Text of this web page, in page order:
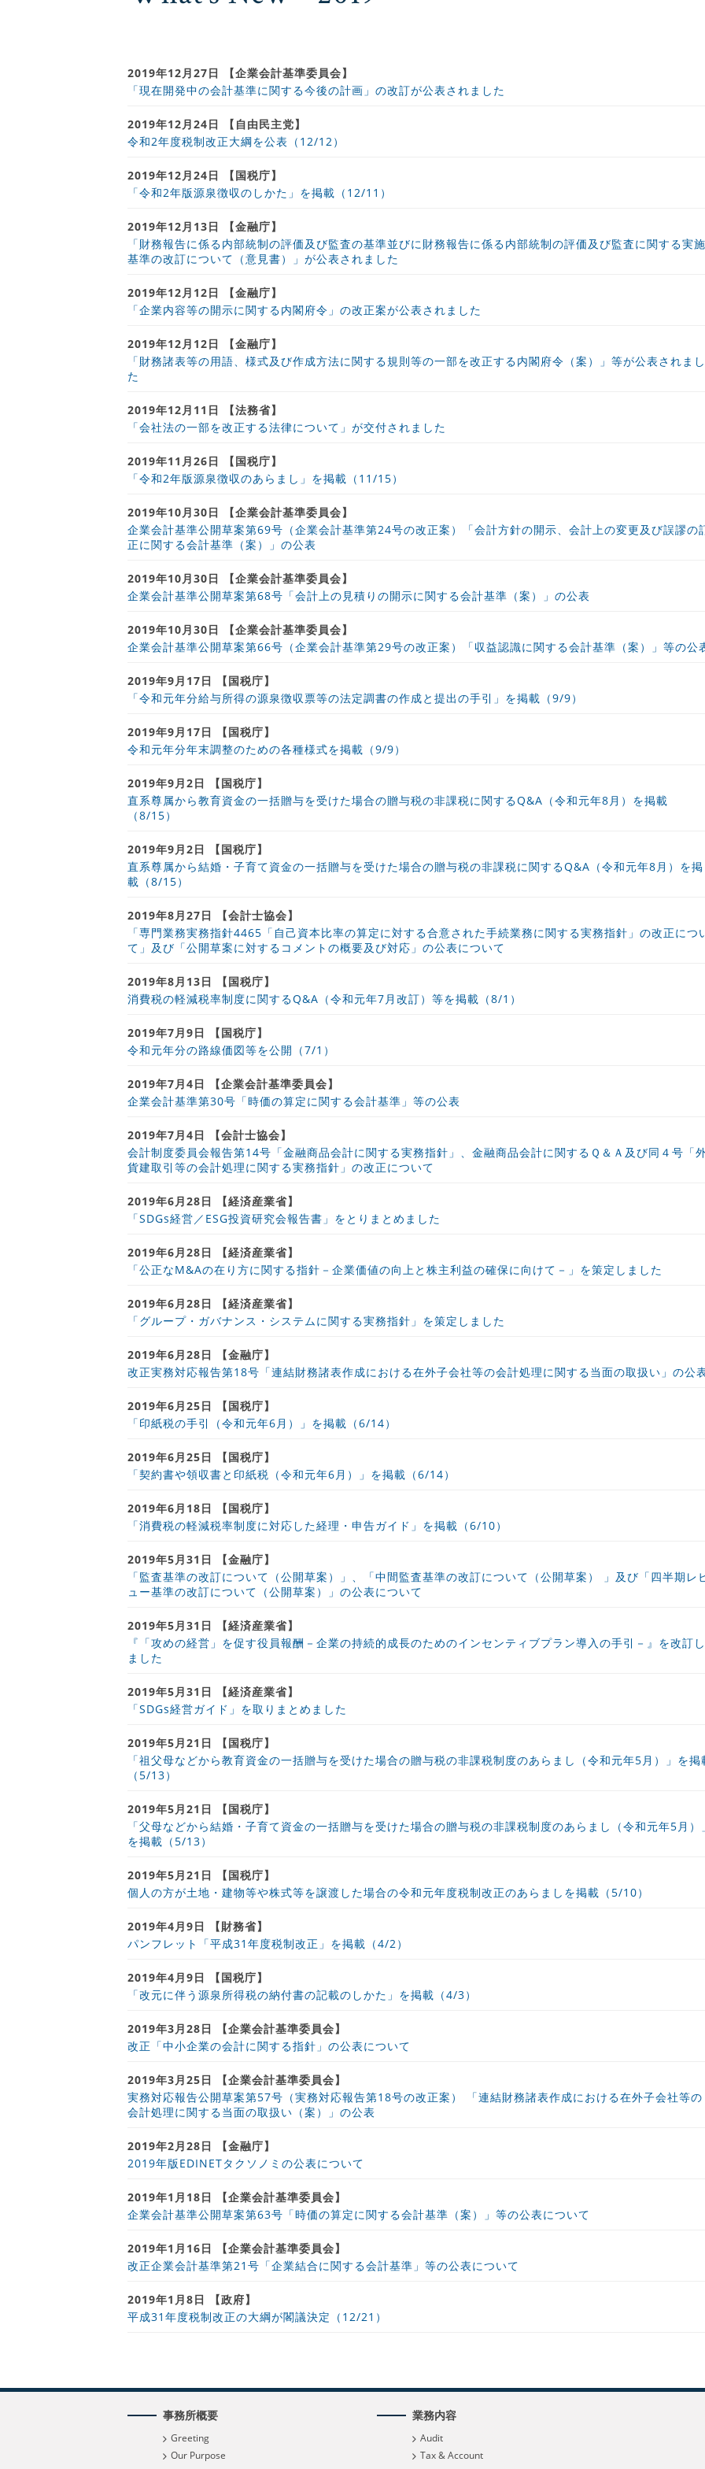
2019年12月27日 【企業会計基準委員会】
「現在開発中の会計基準に関する今後の計画」の改訂が公表されました
2019年12月24日 【自由民主党】
令和2年度税制改正大綱を公表（12/12）
2019年12月24日 【国税庁】
「令和2年版源泉徴収のしかた」を掲載（12/11）
2019年12月13日 【金融庁】
「財務報告に係る内部統制の評価及び監査の基準並びに財務報告に係る内部統制の評価及び監査に関する実施
基準の改訂について（意見書）」が公表されました
2019年12月12日 【金融庁】
「企業内容等の開示に関する内閣府令」の改正案が公表されました
2019年12月12日 【金融庁】
「財務諸表等の用語、様式及び作成方法に関する規則等の一部を改正する内閣府令（案）」等が公表されまし
た
2019年12月11日 【法務省】
「会社法の一部を改正する法律について」が交付されました
2019年11月26日 【国税庁】
「令和2年版源泉徴収のあらまし」を掲載（11/15）
2019年10月30日 【企業会計基準委員会】
企業会計基準公開草案第69号（企業会計基準第24号の改正案）「会計方針の開示、会計上の変更及び誤謬の
正に関する会計基準（案）」の公表
2019年10月30日 【企業会計基準委員会】
企業会計基準公開草案第68号「会計上の見積りの開示に関する会計基準（案）」の公表
2019年10月30日 【企業会計基準委員会】
企業会計基準公開草案第66号（企業会計基準第29号の改正案）「収益認識に関する会計基準（案）」等の公
2019年9月17日 【国税庁】
「令和元年分給与所得の源泉徴収票等の法定調書の作成と提出の手引」を掲載（9/9）
2019年9月17日 【国税庁】
令和元年分年末調整のための各種様式を掲載（9/9）
2019年9月2日 【国税庁】
直系尊属から教育資金の一括贈与を受けた場合の贈与税の非課税に関するQ&A（令和元年8月）を掲載
（8/15）
2019年9月2日 【国税庁】
直系尊属から結婚・子育て資金の一括贈与を受けた場合の贈与税の非課税に関するQ&A（令和元年8月）を掲
載（8/15）
2019年8月27日 【会計士協会】
「専門業務実務指針4465「自己資本比率の算定に対する合意された手続業務に関する実務指針」の改正につ
て」及び「公開草案に対するコメントの概要及び対応」の公表について
2019年8月13日 【国税庁】
消費税の軽減税率制度に関するQ&A（令和元年7月改訂）等を掲載（8/1）
2019年7月9日 【国税庁】
令和元年分の路線価図等を公開（7/1）
2019年7月4日 【企業会計基準委員会】
企業会計基準第30号「時価の算定に関する会計基準」等の公表
2019年7月4日 【会計士協会】
会計制度委員会報告第14号「金融商品会計に関する実務指針」、金融商品会計に関するＱ＆Ａ及び同４号「
貨建取引等の会計処理に関する実務指針」の改正について
2019年6月28日 【経済産業省】
「SDGs経営／ESG投資研究会報告書」をとりまとめました
2019年6月28日 【経済産業省】
「公正なM&Aの在り方に関する指針－企業価値の向上と株主利益の確保に向けて－」を策定しました
2019年6月28日 【経済産業省】
「グループ・ガバナンス・システムに関する実務指針」を策定しました
2019年6月28日 【金融庁】
改正実務対応報告第18号「連結財務諸表作成における在外子会社等の会計処理に関する当面の取扱い」の公
2019年6月25日 【国税庁】
「印紙税の手引（令和元年6月）」を掲載（6/14）
2019年6月25日 【国税庁】
「契約書や領収書と印紙税（令和元年6月）」を掲載（6/14）
2019年6月18日 【国税庁】
「消費税の軽減税率制度に対応した経理・申告ガイド」を掲載（6/10）
2019年5月31日 【金融庁】
「監査基準の改訂について（公開草案）」、「中間監査基準の改訂について（公開草案） 」及び「四半期レ
ュー基準の改訂について（公開草案）」の公表について
2019年5月31日 【経済産業省】
『「攻めの経営」を促す役員報酬－企業の持続的成長のためのインセンティブプラン導入の手引－』を改訂し
ました
2019年5月31日 【経済産業省】
「SDGs経営ガイド」を取りまとめました
2019年5月21日 【国税庁】
「祖父母などから教育資金の一括贈与を受けた場合の贈与税の非課税制度のあらまし（令和元年5月）」を掲
（5/13）
2019年5月21日 【国税庁】
「父母などから結婚・子育て資金の一括贈与を受けた場合の贈与税の非課税制度のあらまし（令和元年5月）
を掲載（5/13）
2019年5月21日 【国税庁】
個人の方が土地・建物等や株式等を譲渡した場合の令和元年度税制改正のあらましを掲載（5/10）
2019年4月9日 【財務省】
パンフレット「平成31年度税制改正」を掲載（4/2）
2019年4月9日 【国税庁】
「改元に伴う源泉所得税の納付書の記載のしかた」を掲載（4/3）
2019年3月28日 【企業会計基準委員会】
改正「中小企業の会計に関する指針」の公表について
2019年3月25日 【企業会計基準委員会】
実務対応報告公開草案第57号（実務対応報告第18号の改正案） 「連結財務諸表作成における在外子会社等の
会計処理に関する当面の取扱い（案）」の公表
2019年2月28日 【金融庁】
2019年版EDINETタクソノミの公表について
2019年1月18日 【企業会計基準委員会】
企業会計基準公開草案第63号「時価の算定に関する会計基準（案）」等の公表について
2019年1月16日 【企業会計基準委員会】
改正企業会計基準第21号「企業結合に関する会計基準」等の公表について
2019年1月8日 【政府】
平成31年度税制改正の大綱が閣議決定（12/21）
事務所概要
Greeting
Our Purpose
業務内容
Audit
Tax & Account